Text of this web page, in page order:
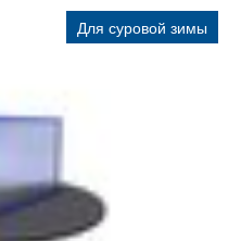
Для суровой зимы